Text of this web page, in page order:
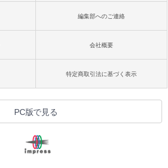
編集部へのご連絡
会社概要
特定商取引法に基づく表示
PC版で見る